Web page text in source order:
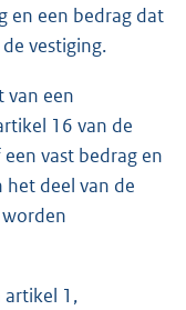
en een bedrag dat
vestiging.
van een
16 van de
vast bedrag en
het deel van de
artikel 1,